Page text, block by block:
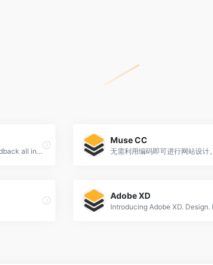
Design, prototype, and gather feedback all in one place with Figma.
Muse CC
无需利用编码即可进行网站设计。
Adobe XD